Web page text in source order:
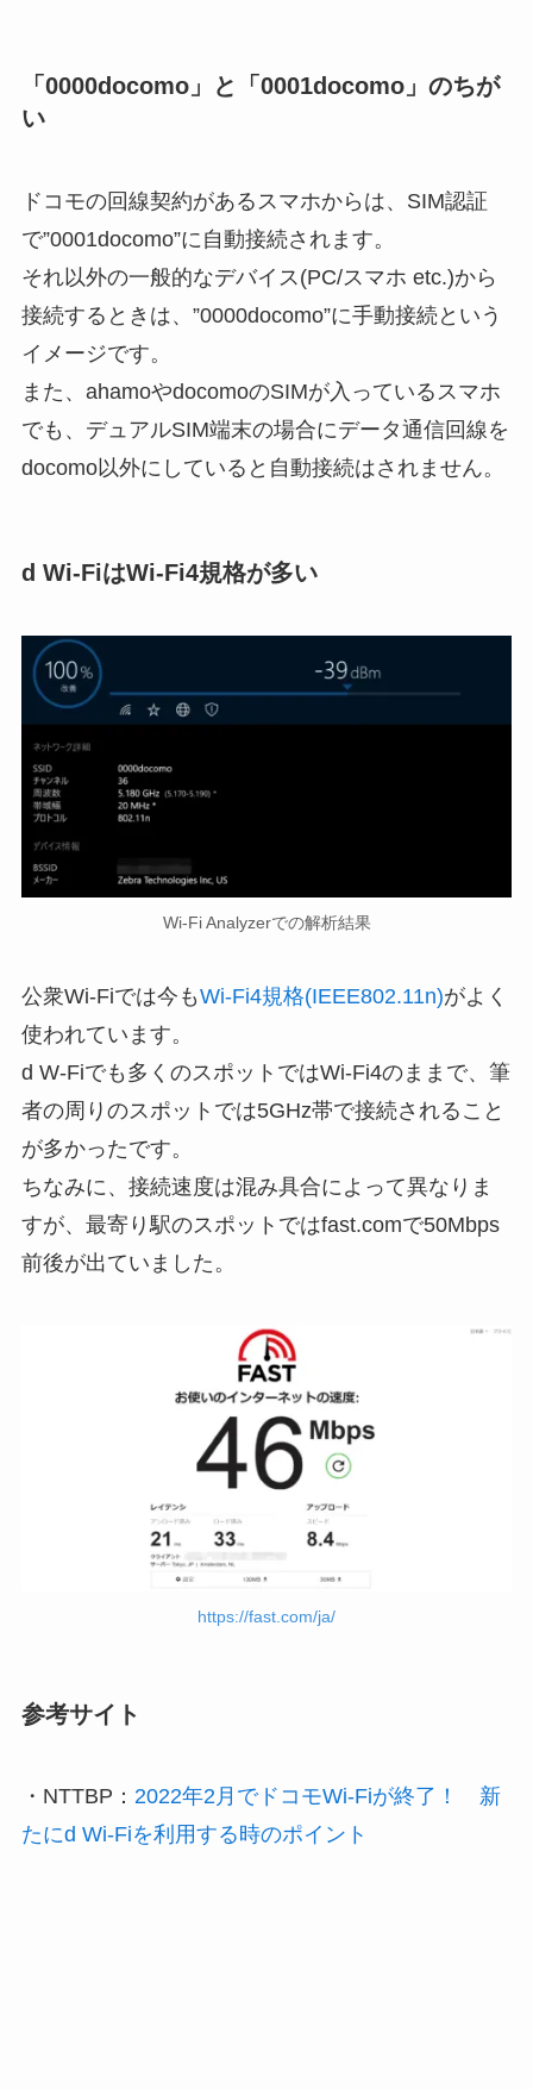
「0000docomo」と「0001docomo」のちが
い
ドコモの回線契約があるスマホからは、SIM認証
で”0001docomo”に自動接続されます。
それ以外の一般的なデバイス(PC/スマホ etc.)から
接続するときは、”0000docomo”に手動接続という
イメージです。
また、ahamoやdocomoのSIMが入っているスマホ
でも、デュアルSIM端末の場合にデータ通信回線を
docomo以外にしていると自動接続はされません。
d Wi-FiはWi-Fi4規格が多い
Wi-Fi Analyzerでの解析結果
公衆Wi-Fiでは今もWi-Fi4規格(IEEE802.11n)がよく
使われています。
d W-Fiでも多くのスポットではWi-Fi4のままで、筆
者の周りのスポットでは5GHz帯で接続されること
が多かったです。
ちなみに、接続速度は混み具合によって異なりま
すが、最寄り駅のスポットではfast.comで50Mbps
前後が出ていました。
https://fast.com/ja/
参考サイト
・NTTBP： 2022年2月でドコモWi-Fiが終了！ 新
たにd Wi-Fiを利用する時のポイント